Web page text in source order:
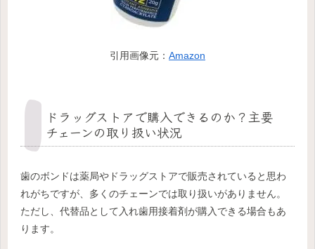
引用画像元： Amazon
ドラッグストアで購入できるのか？主要
チェーンの取り扱い状況
歯のボンドは薬局やドラッグストアで販売されていると思わ
れがちですが、多くのチェーンでは取り扱いがありません。
ただし、代替品として入れ歯用接着剤が購入できる場合もあ
ります。